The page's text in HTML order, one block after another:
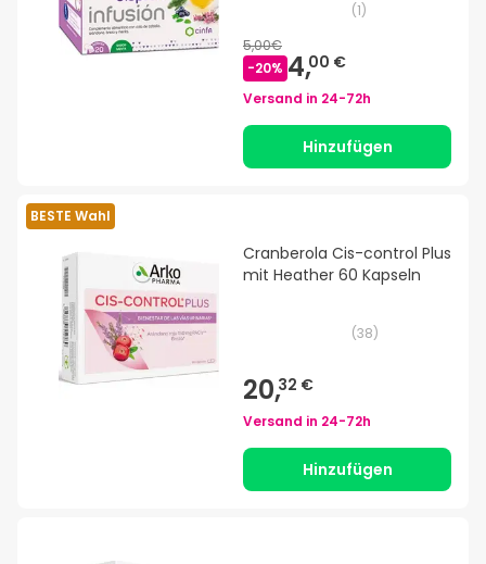
(1)
5,00€
-20% 4,00 €
Versand in 24-72h
Hinzufügen
BESTE Wahl
Cranberola Cis-control Plus
mit Heather 60 Kapseln
(38)
20,32 €
Versand in 24-72h
Hinzufügen